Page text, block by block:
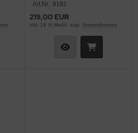
Art.Nr.: 9182
219,00 EUR
inkl. 19 % MwSt. zzgl. Versandkosten